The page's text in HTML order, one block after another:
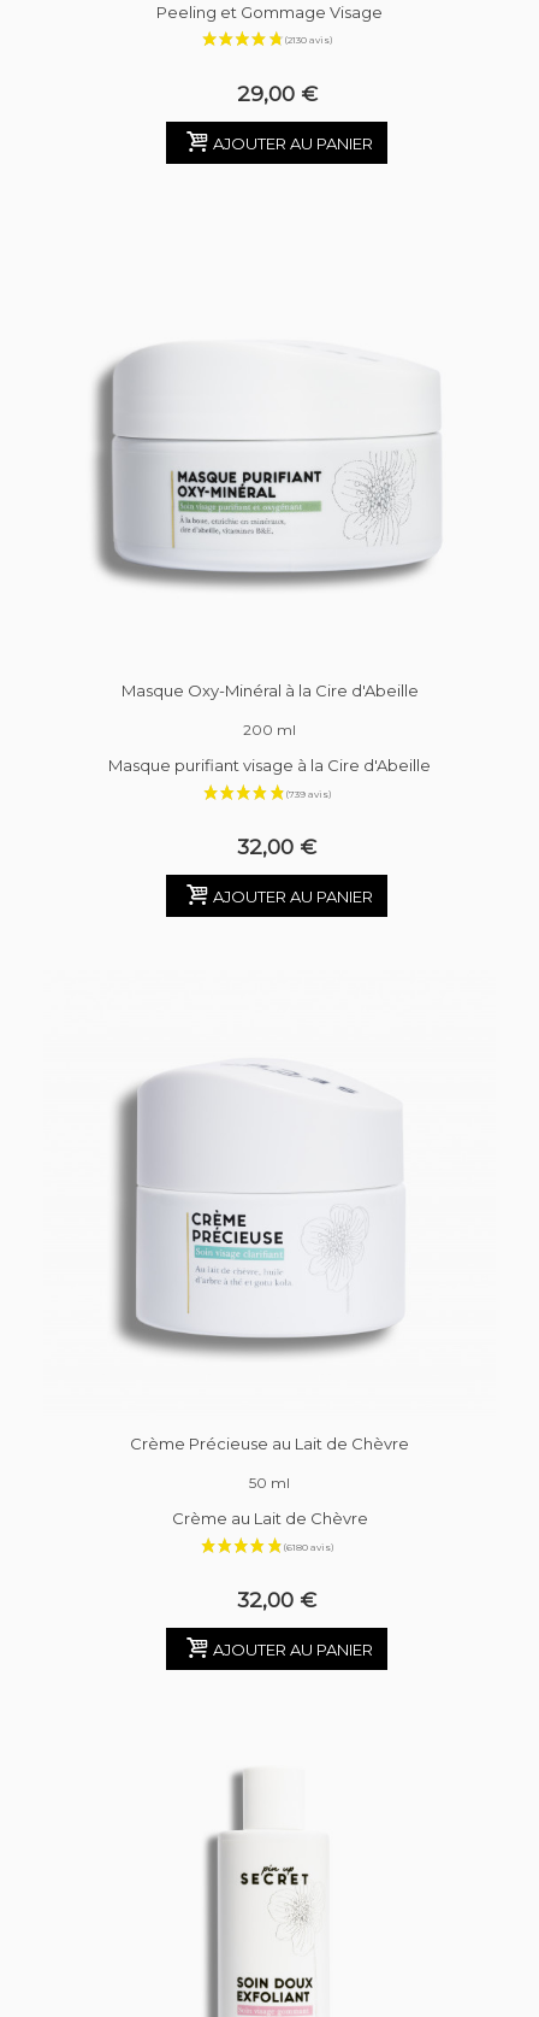
Peeling et Gommage Visage
29,00 €
AJOUTER AU PANIER
Masque Oxy-Minéral à la Cire d'Abeille
200 ml
Masque purifiant visage à la Cire d'Abeille
32,00 €
AJOUTER AU PANIER
Crème Précieuse au Lait de Chèvre
50 ml
Crème au Lait de Chèvre
32,00 €
AJOUTER AU PANIER